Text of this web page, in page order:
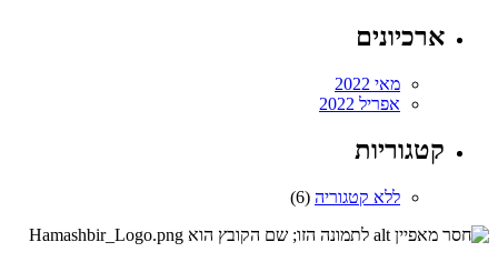
ארכיונים
מאי 2022
אפריל 2022
קטגוריות
ללא קטגוריה (6)